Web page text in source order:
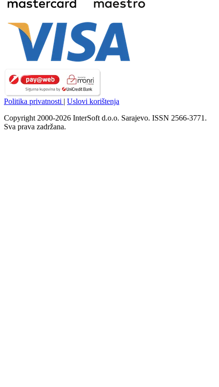
Politika privatnosti | Uslovi korištenja
Copyright 2000-2026 InterSoft d.o.o. Sarajevo. ISSN 2566-3771.
Sva prava zadržana.